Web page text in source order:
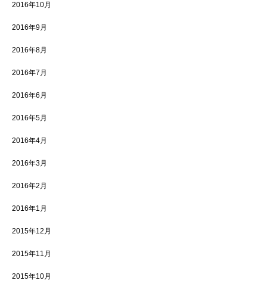
2016年10月
2016年9月
2016年8月
2016年7月
2016年6月
2016年5月
2016年4月
2016年3月
2016年2月
2016年1月
2015年12月
2015年11月
2015年10月